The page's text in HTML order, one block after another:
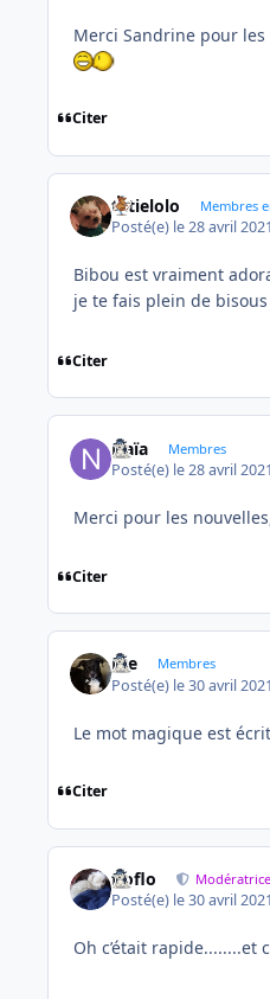
Merci Sandrine pour
Citer
tatielolo Membres
Posté(e) le 28 avril 2021
Bibou est vraiment
je te fais plein de bisous
Citer
Naïa Membres
Posté(e) le 28 avril 2021
Merci pour les
Citer
Joe Membres
Posté(e) le 30 avril 2021
Le mot magique est
Citer
floflo Modératrice
Posté(e) le 30 avril 2021
Oh c’était rapide........et